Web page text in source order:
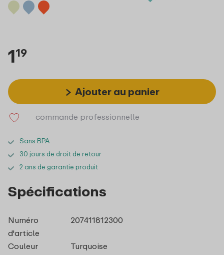
119
Ajouter au panier
commande professionnelle
Sans BPA
30 jours de droit de retour
2 ans de garantie produit
Spécifications
Numéro
d'article
207411812300
Couleur
Turquoise